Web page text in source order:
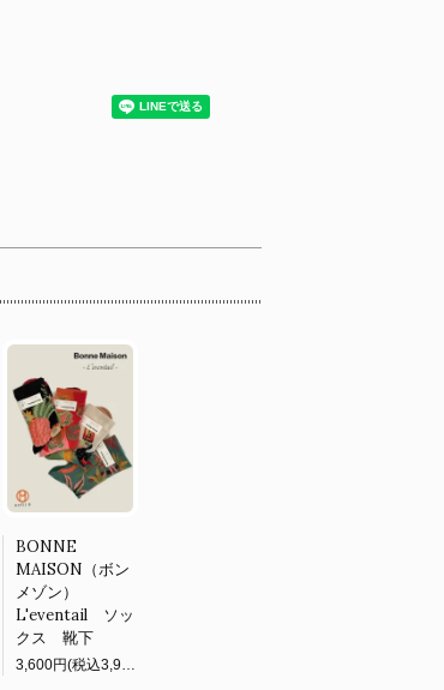
BONNE
MAISON（ボン
メゾン）
L'eventail ソッ
クス 靴下
3,600円(税込3,960円)